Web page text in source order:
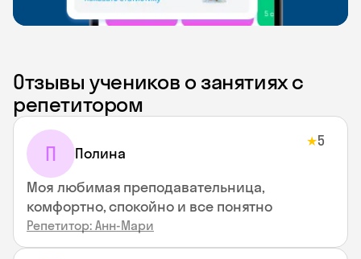
Отзывы учеников о занятиях с
репетитором
П Полина
★5
Моя любимая преподавательница,
комфортно, спокойно и все понятно
Репетитор: Анн-Мари